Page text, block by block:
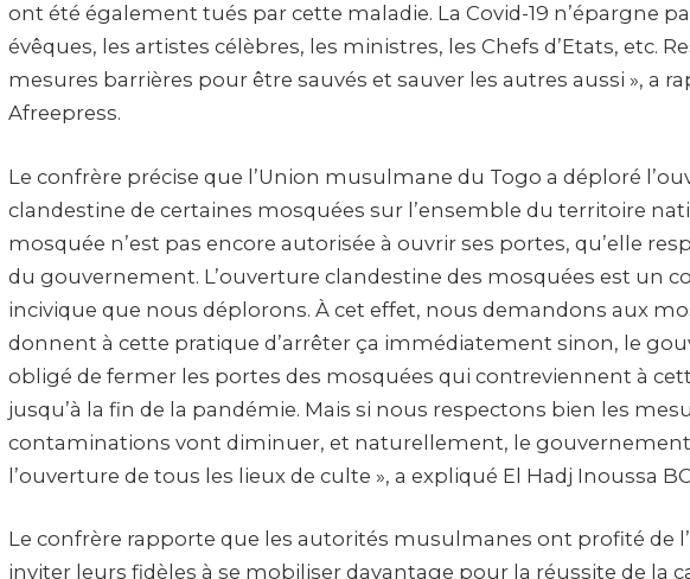
ont été également tués par cette maladie. La Covid-19 n’épargne
évêques, les artistes célèbres, les ministres, les Chefs d’Etats, etc.
mesures barrières pour être sauvés et sauver les autres aussi », a
Afreepress.
Le confrère précise que l’Union musulmane du Togo a déploré
clandestine de certaines mosquées sur l’ensemble du territoire
mosquée n’est pas encore autorisée à ouvrir ses portes, qu’elle
du gouvernement. L’ouverture clandestine des mosquées est un
incivique que nous déplorons. À cet effet, nous demandons aux
donnent à cette pratique d’arrêter ça immédiatement sinon, le
obligé de fermer les portes des mosquées qui contreviennent à
jusqu’à la fin de la pandémie. Mais si nous respectons bien les
contaminations vont diminuer, et naturellement, le gouvernement
l’ouverture de tous les lieux de culte », a expliqué El Hadj Inoussa
Le confrère rapporte que les autorités musulmanes ont profité de
inviter leurs fidèles à se mobiliser davantage pour la réussite de la